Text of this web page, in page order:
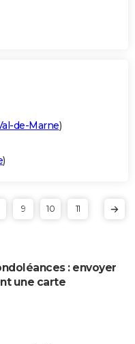
de-Marne)
)
9 10 11
: envoyer
une carte